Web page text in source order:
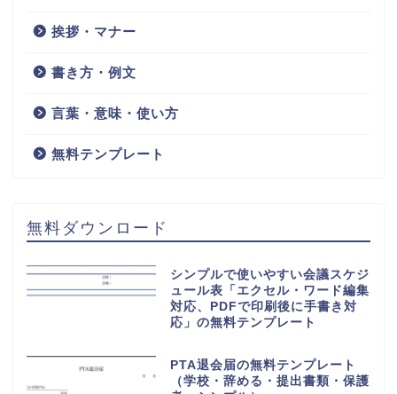
挨拶・マナー
書き方・例文
言葉・意味・使い方
無料テンプレート
無料ダウンロード
シンプルで使いやすい会議スケジ
ュール表「エクセル・ワード編集
対応、PDFで印刷後に手書き対
応」の無料テンプレート
PTA退会届の無料テンプレート
（学校・辞める・提出書類・保護